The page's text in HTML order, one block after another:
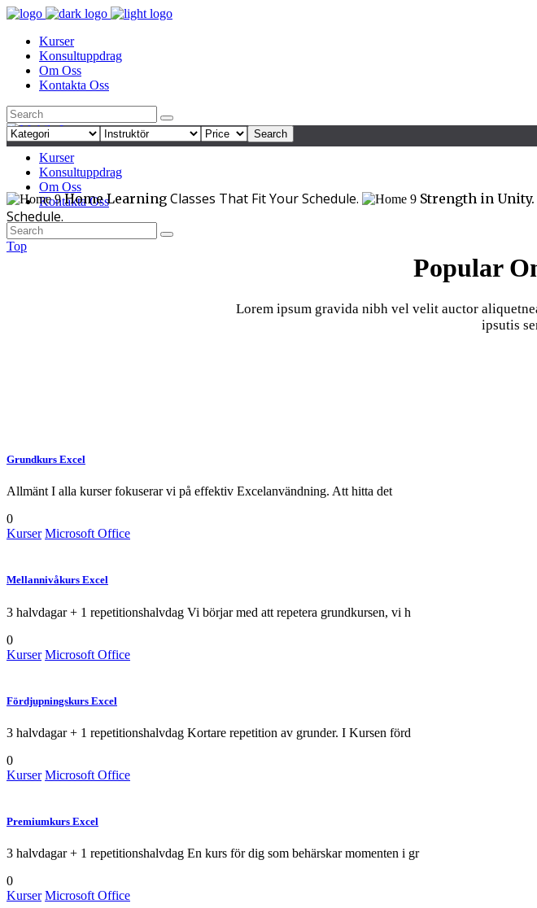
Kurser
Konsultuppdrag
Om Oss
Kontakta Oss
Kurser
Konsultuppdrag
Om Oss
Kontakta Oss
Top
Home Learning Classes That Fit Your Schedule. Strength in Unity.
Schedule.
Search
Popular
Lorem ipsum gravida nibh vel velit auctor
ipsutis
Grundkurs Excel
Allmänt I alla kurser fokuserar vi på effektiv Excelanvändning. Att hitta det
0
Kurser Microsoft Office
Mellannivåkurs Excel
3 halvdagar + 1 repetitionshalvdag Vi börjar med att repetera grundkursen, vi h
0
Kurser Microsoft Office
Fördjupningskurs Excel
3 halvdagar + 1 repetitionshalvdag Kortare repetition av grunder. I Kursen förd
0
Kurser Microsoft Office
Premiumkurs Excel
3 halvdagar + 1 repetitionshalvdag En kurs för dig som behärskar momenten i gr
0
Kurser Microsoft Office